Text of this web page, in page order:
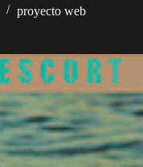
proyecto web